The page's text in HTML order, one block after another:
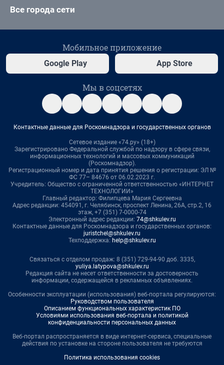
Все города сети
Мобильное приложение
Google Play App Store
Мы в соцсетях
Контактные данные для Роскомнадзора и государственных органов
Сетевое издание «74.ру» (18+)
Зарегистрировано Федеральной службой по надзору в сфере связи,
информационных технологий и массовых коммуникаций
(Роскомнадзор).
Регистрационный номер и дата принятия решения о регистрации: ЭЛ №
ФС 77– 84676 от 06.02.2023 г.
Учредитель: Общество с ограниченной ответственностью «ИНТЕРНЕТ
ТЕХНОЛОГИИ»
Главный редактор: Филипцева Мария Сергеевна
Адрес редакции: 454091, г. Челябинск, проспект Ленина, 26А, стр.2, 16
этаж, +7 (351) 7-0000-74
Электронный адрес редакции: 74@shkulev.ru
Контактные данные для Роскомнадзора и государственных органов:
juristchel@shkulev.ru
Техподдержка: help@shkulev.ru
Связаться с отделом продаж: 8 (351) 729-94-90 доб. 3335,
yuliya.latypova@shkulev.ru
Редакция сайта не несет ответственности за достоверность
информации, содержащейся в рекламных объявлениях.
Особенности эксплуатации (использования) веб-портала регулируются:
Руководством пользователя
Описанием функциональных характеристик ПО
Условиями использования веб-портала и политикой
конфиденциальности персональных данных
Веб-портал распространяется в виде интернет-сервиса, специальные
действия по установке на стороне пользователя не требуются
Политика использования cookies